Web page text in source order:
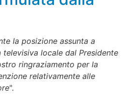
la posizione assunta a
televisiva locale dal Presidente
ringraziamento per la
relativamente alle
".